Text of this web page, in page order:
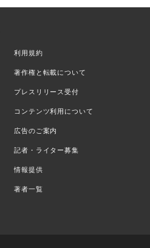
利用規約
著作権と転載について
プレスリリース受付
コンテンツ利用について
広告のご案内
記者・ライター募集
情報提供
著者一覧